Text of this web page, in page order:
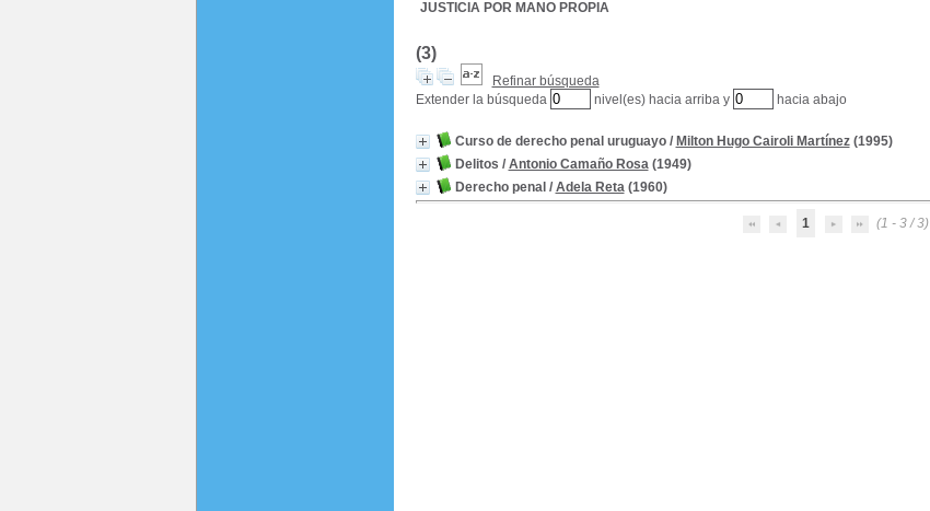
JUSTICIA POR MANO PROPIA
(3)
Refinar búsqueda
Extender la búsqueda
nivel(es) hacia arriba y hacia abajo
Curso de derecho penal uruguayo/ Milton Hugo Cairoli Martínez(1995)
Delitos / Antonio Camaño Rosa(1949)
Derecho penal / Adela Reta(1960)
1 (1 - 3 / 3)